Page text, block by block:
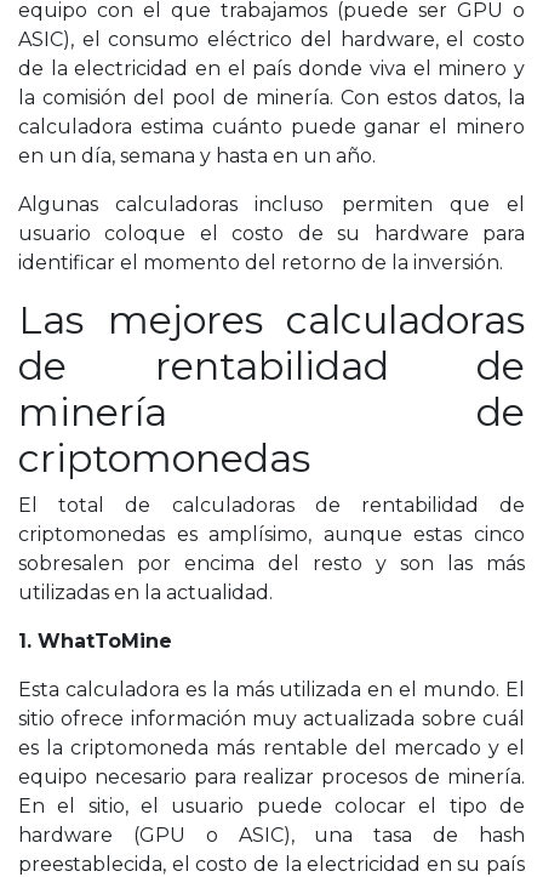
equipo con el que trabajamos (puede ser GPU o
ASIC), el consumo eléctrico del hardware, el costo
de la electricidad en el país donde viva el minero y
la comisión del pool de minería. Con estos datos, la
calculadora estima cuánto puede ganar el minero
en un día, semana y hasta en un año.
Algunas calculadoras incluso permiten que el
usuario coloque el costo de su hardware para
identificar el momento del retorno de la inversión.
Las mejores calculadoras
de rentabilidad de
minería de
criptomonedas
El total de calculadoras de rentabilidad de
criptomonedas es amplísimo, aunque estas cinco
sobresalen por encima del resto y son las más
utilizadas en la actualidad.
1. WhatToMine
Esta calculadora es la más utilizada en el mundo. El
sitio ofrece información muy actualizada sobre cuál
es la criptomoneda más rentable del mercado y el
equipo necesario para realizar procesos de minería.
En el sitio, el usuario puede colocar el tipo de
hardware (GPU o ASIC), una tasa de hash
preestablecida, el costo de la electricidad en su país